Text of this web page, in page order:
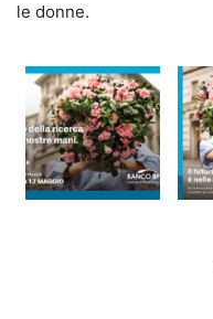
le donne.